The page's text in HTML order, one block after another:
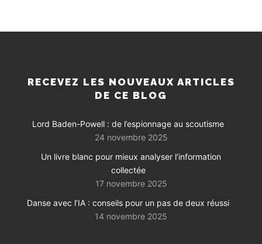
RECEVEZ LES NOUVEAUX ARTICLES
DE CE BLOG
Lord Baden-Powell : de l’espionnage au scoutisme
24 novembre 2025
Un livre blanc pour mieux analyser l’information
collectée
17 novembre 2025
Danse avec l’IA : conseils pour un pas de deux réussi
14 novembre 2025